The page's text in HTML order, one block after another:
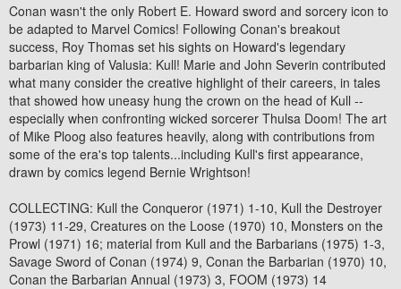
Conan wasn't the only Robert E. Howard sword and sorcery icon to
be adapted to Marvel Comics! Following Conan's breakout
success, Roy Thomas set his sights on Howard's legendary
barbarian king of Valusia: Kull! Marie and John Severin contributed
what many consider the creative highlight of their careers, in tales
that showed how uneasy hung the crown on the head of Kull --
especially when confronting wicked sorcerer Thulsa Doom! The art
of Mike Ploog also features heavily, along with contributions from
some of the era's top talents...including Kull's first appearance,
drawn by comics legend Bernie Wrightson!
COLLECTING: Kull the Conqueror (1971) 1-10, Kull the Destroyer
(1973) 11-29, Creatures on the Loose (1970) 10, Monsters on the
Prowl (1971) 16; material from Kull and the Barbarians (1975) 1-3,
Savage Sword of Conan (1974) 9, Conan the Barbarian (1970) 10,
Conan the Barbarian Annual (1973) 3, FOOM (1973) 14